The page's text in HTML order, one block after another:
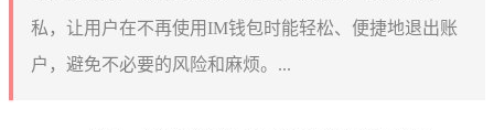
私，让用户在不再使用IM钱包时能轻松、便捷地退出账
户，避免不必要的风险和麻烦。...